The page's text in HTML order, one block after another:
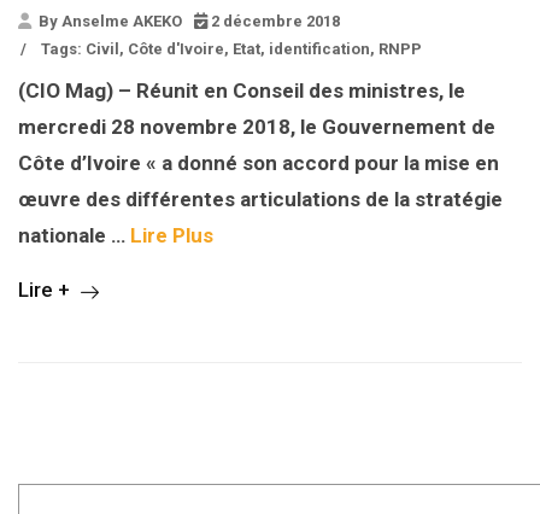
By Anselme AKEKO
2 décembre 2018
/
Tags: Civil , Côte d'Ivoire, Etat, identification, RNPP
(CIO Mag) – Réunit en Conseil des ministres, le
mercredi 28 novembre 2018, le Gouvernement de
Côte d’Ivoire « a donné son accord pour la mise en
œuvre des différentes articulations de la stratégie
nationale … Lire Plus
Lire +